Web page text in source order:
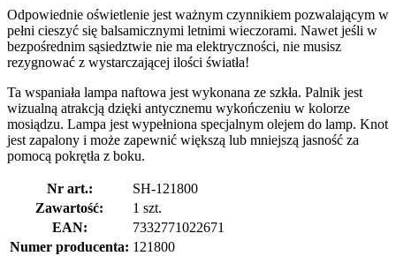
Odpowiednie oświetlenie jest ważnym czynnikiem pozwalającym w
pełni cieszyć się balsamicznymi letnimi wieczorami. Nawet jeśli w
bezpośrednim sąsiedztwie nie ma elektryczności, nie musisz
rezygnować z wystarczającej ilości światła!
Ta wspaniała lampa naftowa jest wykonana ze szkła. Palnik jest
wizualną atrakcją dzięki antycznemu wykończeniu w kolorze
mosiądzu. Lampa jest wypełniona specjalnym olejem do lamp. Knot
jest zapalony i może zapewnić większą lub mniejszą jasność za
pomocą pokrętła z boku.
Nr art.:
SH-121800
Zawartość:
1 szt.
EAN:
7332771022671
Numer producenta: 121800